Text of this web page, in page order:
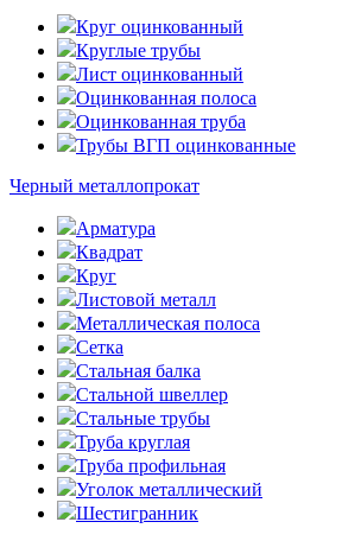
Круг оцинкованный
Круглые трубы
Лист оцинкованный
Оцинкованная полоса
Оцинкованная труба
Трубы ВГП оцинкованные
Черный металлопрокат
Арматура
Квадрат
Круг
Листовой металл
Металлическая полоса
Сетка
Стальная балка
Стальной швеллер
Стальные трубы
Труба круглая
Труба профильная
Уголок металлический
Шестигранник